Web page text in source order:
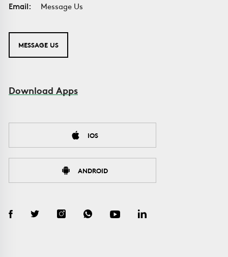
Email:
Message Us
MESSAGE US
Download Apps
IOS
ANDROID